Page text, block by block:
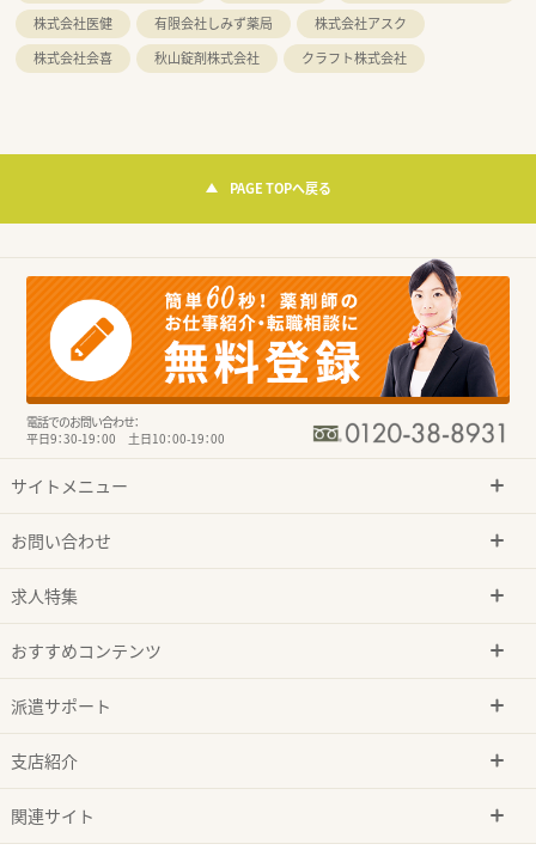
株式会社医健
有限会社しみず薬局
株式会社アスク
株式会社会喜
秋山錠剤株式会社 クラフト株式会社
PAGE TOPへ戻る
電話でのお問い合わせ：
平日9：30-19：00 土日10：00-19：00
サイトメニュー
お問い合わせ
求人特集
おすすめコンテンツ
派遣サポート
支店紹介
関連サイト